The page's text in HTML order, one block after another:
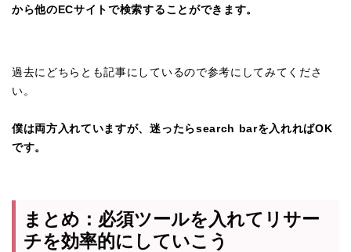
から他のECサイトで検索することができます。
過去にどちらとも記事にしているので参考にしてみてくださ
い。
僕は両方入れていますが、迷ったらsearch barを入れればOK
です。
まとめ：必須ツールを入れてリサー
チを効率的にしていこう